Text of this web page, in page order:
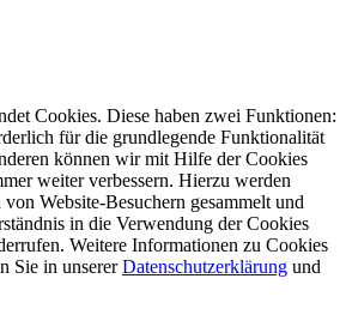
Cookies. Diese haben zwei Funktionen:
für die grundlegende Funktionalität
können wir mit Hilfe der Cookies
weiter verbessern. Hierzu werden
Website-Besuchern gesammelt und
in die Verwendung der Cookies
Weitere Informationen zu Cookies
Sie in unsererDatenschutzerklärung und